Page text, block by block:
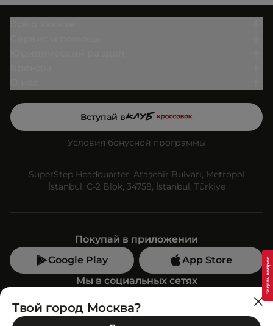
Вступай в
Условия бонусной программы
SuperStep Headquarter: Ataşehir Bulvarı, Metropol
İstanbul, C-2 Blok, 34758, İstanbul, Türkiye
Покупай в приложении
Google Play
App Store
Мы в социальных сетях
Позвони нам
Твой город Москва?